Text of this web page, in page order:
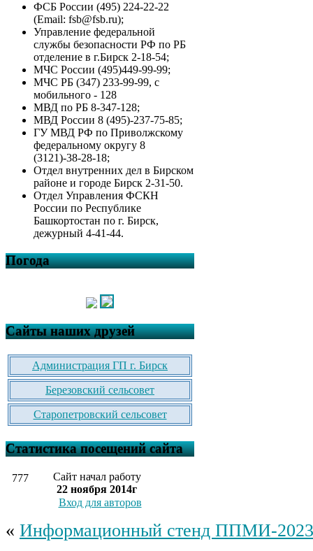
ФСБ России (495) 224-22-22
(Email: fsb@fsb.ru);
Управление федеральной
службы безопасности РФ по РБ
отделение в г.Бирск 2-18-54;
МЧС России (495)449-99-99;
МЧС РБ (347) 233-99-99, с
мобильного - 128
МВД по РБ 8-347-128;
МВД России 8 (495)-237-75-85;
ГУ МВД РФ по Приволжскому
федеральному округу 8
(3121)-38-28-18;
Отдел внутренних дел в Бирском
районе и городе Бирск 2-31-50.
Отдел Управления ФСКН
России по Республике
Башкортостан по г. Бирск,
дежурный 4-41-44.
Погода
Сайты наших друзей
Администрация ГП г. Бирск
Березовский сельсовет
Старопетровский сельсовет
Статистика посещений сайта
777
Сайт начал работу
22 ноября 2014г
Вход для авторов
« Информационный стенд ППМИ-2023